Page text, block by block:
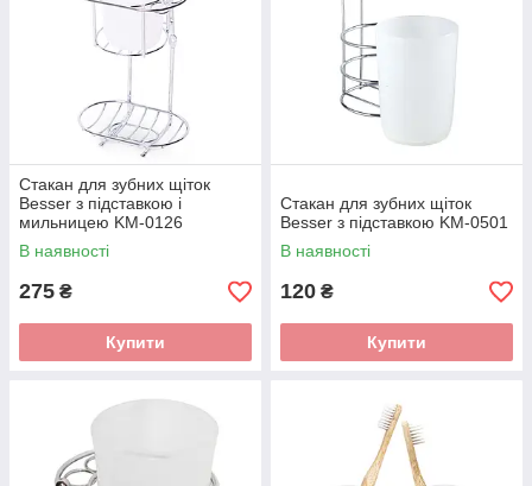
Стакан для зубних щіток
Besser з підставкою і
мильницею KM-0126
В наявності
275 ₴
Купити
Стакан для зубних щіток
Besser з підставкою KM-0501
В наявності
120 ₴
Купити